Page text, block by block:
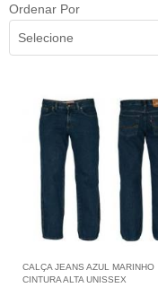
Ordenar Por
Selecione
CALÇA JEANS AZUL MARINHO
CINTURA ALTA UNISSEX